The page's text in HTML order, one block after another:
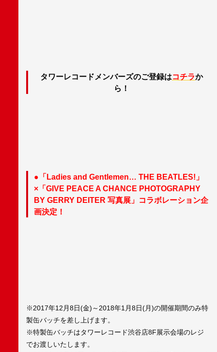
タワーレコードメンバーズのご登録はコチラか
ら！
●「Ladies and Gentlemen… THE BEATLES!」
×「GIVE PEACE A CHANCE PHOTOGRAPHY
BY GERRY DEITER 写真展」コラボレーション企
画決定！
※2017年12月8日(金)～2018年1月8日(月)の開催期間のみ特
製缶バッチを差し上げます。
※特製缶バッチはタワーレコード渋谷店8F展示会場のレジ
でお渡しいたします。